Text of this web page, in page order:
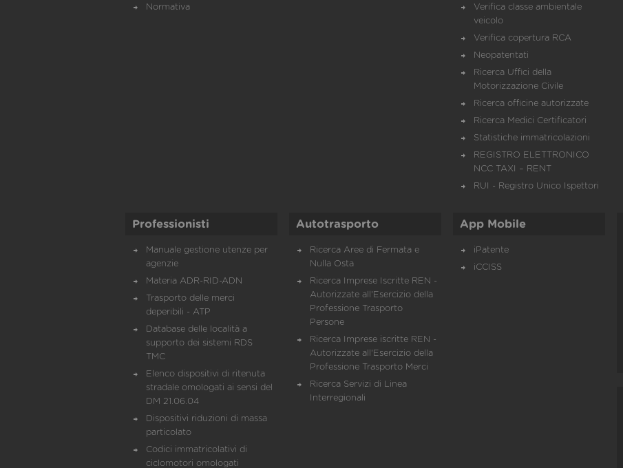
Normativa
Verifica classe ambientale
veicolo
Verifica copertura RCA
Neopatentati
Ricerca Uffici della
Motorizzazione Civile
Ricerca officine autorizzate
Ricerca Medici Certificatori
Statistiche immatricolazioni
REGISTRO ELETTRONICO
NCC TAXI – RENT
RUI - Registro Unico Ispettori
Professionisti
Manuale gestione utenze per
agenzie
Materia ADR-RID-ADN
Trasporto delle merci
deperibili - ATP
Database delle località a
supporto dei sistemi RDS
TMC
Elenco dispositivi di ritenuta
stradale omologati ai sensi del
DM 21.06.04
Dispositivi riduzioni di massa
particolato
Codici immatricolativi di
ciclomotori omologati
Autotrasporto
Ricerca Aree di Fermata e
Nulla Osta
Ricerca Imprese Iscritte REN -
Autorizzate all'Esercizio della
Professione Trasporto
Persone
Ricerca Imprese iscritte REN -
Autorizzate all'Esercizio della
Professione Trasporto Merci
Ricerca Servizi di Linea
Interregionali
App Mobile
iPatente
iCCISS